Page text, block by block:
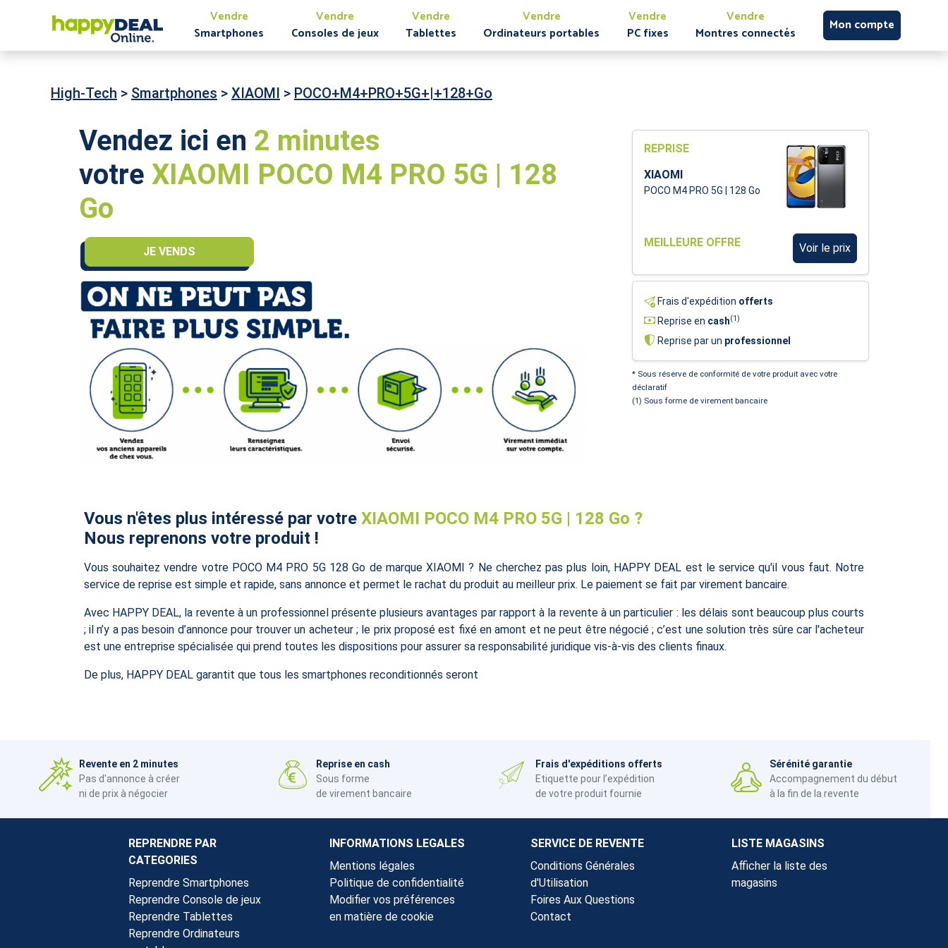
Vendre
Smartphones
Vendre
Consoles de jeux
Vendre
Tablettes
Vendre
Ordinateurs portables
Vendre
PC fixes
Vendre
Montres connectés
Mon compte
High-Tech > Smartphones > XIAOMI > POCO+M4+PRO+5G+|+128+Go
Vendez ici en 2 minutes
votre XIAOMI POCO M4 PRO 5G | 128
Go
JE VENDS
REPRISE
XIAOMI
POCO M4 PRO 5G | 128 Go
MEILLEURE OFFRE Voir le prix
Frais d'expédition offerts
Reprise en cash(1)
Reprise par un professionnel
* Sous réserve de conformité de votre produit avec votre
déclaratif
(1) Sous forme de virement bancaire
Vous n'êtes plus intéressé par votre XIAOMI POCO M4 PRO 5G | 128 Go ?
Nous reprenons votre produit !
Vous souhaitez vendre votre POCO M4 PRO 5G 128 Go de marque XIAOMI ? Ne cherchez pas plus loin, HAPPY DEAL est le service qu'il vous faut. Notre
service de reprise est simple et rapide, sans annonce et permet le rachat du produit au meilleur prix. Le paiement se fait par virement bancaire.
Avec HAPPY DEAL, la revente à un professionnel présente plusieurs avantages par rapport à la revente à un particulier : les délais sont beaucoup plus courts
; il n’y a pas besoin d’annonce pour trouver un acheteur ; le prix proposé est fixé en amont et ne peut être négocié ; c’est une solution très sûre car l'acheteur
est une entreprise spécialisée qui prend toutes les dispositions pour assurer sa responsabilité juridique vis-à-vis des clients finaux.
De plus, HAPPY DEAL garantit que tous les smartphones reconditionnés seront
Revente en 2 minutes
Pas d'annonce à créer
ni de prix à négocier
Reprise en cash
Sous forme
de virement bancaire
Frais d'expéditions offerts
Etiquette pour l’expédition
de votre produit fournie
Sérénité garantie
Accompagnement du début
à la fin de la revente
REPRENDRE PAR
CATEGORIES
Reprendre Smartphones
Reprendre Console de jeux
Reprendre Tablettes
Reprendre Ordinateurs
INFORMATIONS LEGALES
Mentions légales
Politique de confidentialité
Modifier vos préférences
en matière de cookie
SERVICE DE REVENTE
Conditions Générales
d'Utilisation
Foires Aux Questions
Contact
LISTE MAGASINS
Afficher la liste des
magasins